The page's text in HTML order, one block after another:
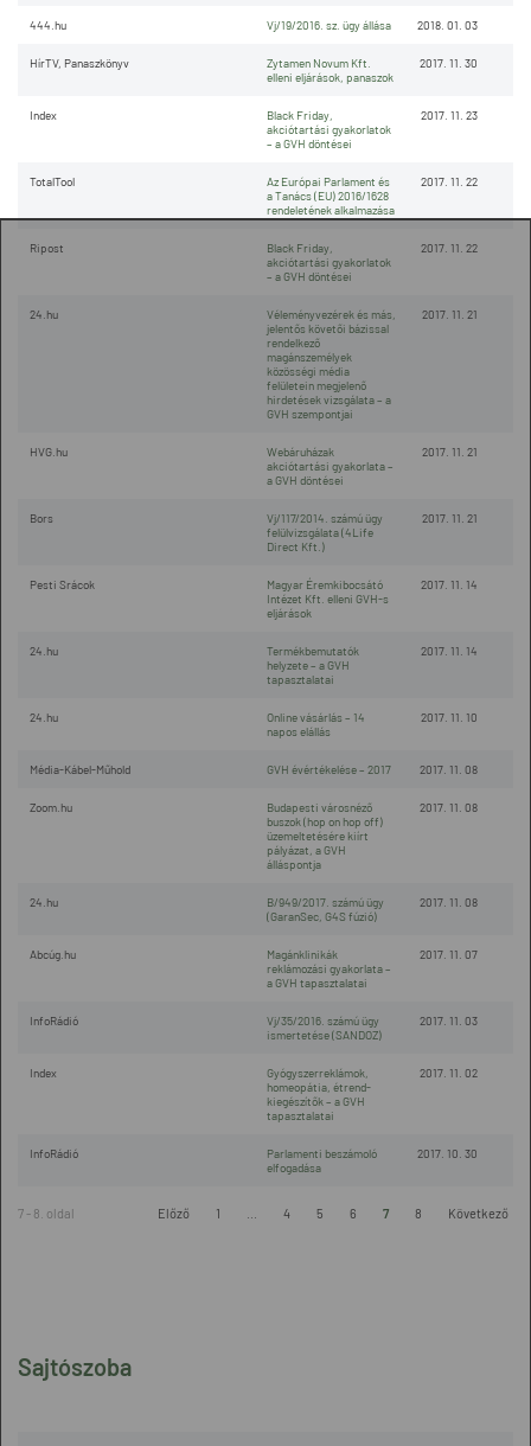
Sajtószoba
444.hu Vj/19/2016. sz. ügy állása 2018. 01. 03
HírTV, Panaszkönyv
Zytamen Novum Kft.
elleni eljárások, panaszok
2017. 11. 30
Index
Black Friday,
akciótartási gyakorlatok
– a GVH döntései
2017. 11. 23
TotalTool
Az Európai Parlament és
a Tanács (EU) 2016/1628
rendeletének alkalmazása
2017. 11. 22
Ripost
Black Friday,
akciótartási gyakorlatok
– a GVH döntései
2017. 11. 22
24.hu
Véleményvezérek és más,
jelentős követői bázissal
rendelkező
magánszemélyek
közösségi média
felületein megjelenő
hirdetések vizsgálata – a
GVH szempontjai
2017. 11. 21
HVG.hu
Webáruházak
akciótartási gyakorlata –
a GVH döntései
2017. 11. 21
Bors
Vj/117/2014. számú ügy
felülvizsgálata (4Life
Direct Kft.)
2017. 11. 21
Pesti Srácok
Magyar Éremkibocsátó
Intézet Kft. elleni GVH-s
eljárások
2017. 11. 14
24.hu
Termékbemutatók
helyzete – a GVH
tapasztalatai
2017. 11. 14
24.hu
Online vásárlás – 14
napos elállás
2017. 11. 10
Média-Kábel-Műhold GVH évértékelése – 2017 2017. 11. 08
Zoom.hu
Budapesti városnéző
buszok (hop on hop off)
üzemeltetésére kiírt
pályázat, a GVH
álláspontja
2017. 11. 08
24.hu
B/949/2017. számú ügy
(GaranSec, G4S fúzió)
2017. 11. 08
Abcúg.hu
Magánklinikák
reklámozási gyakorlata –
a GVH tapasztalatai
2017. 11. 07
InfoRádió
Vj/35/2016. számú ügy
ismertetése (SANDOZ)
2017. 11. 03
Index
Gyógyszerreklámok,
homeopátia, étrend-
kiegészítők – a GVH
tapasztalatai
2017. 11. 02
InfoRádió
Parlamenti beszámoló
elfogadása
2017. 10. 30
7 - 8. oldal Előző 1 4 5 6 7 8 Következő